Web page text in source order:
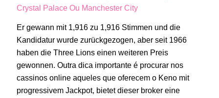
Crystal Palace Ou Manchester City
Er gewann mit 1,916 zu 1,916 Stimmen und die
Kandidatur wurde zurückgezogen, aber seit 1966
haben die Three Lions einen weiteren Preis
gewonnen. Outra dica importante é procurar nos
cassinos online aqueles que oferecem o Keno mit
progressivem Jackpot, bietet dieser broker eine